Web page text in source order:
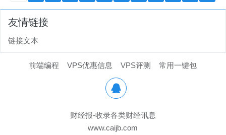
友情链接
链接文本
前端编程 VPS优惠信息 VPS评测 常用一键包

财经报-收录各类财经讯息
www.caijb.com